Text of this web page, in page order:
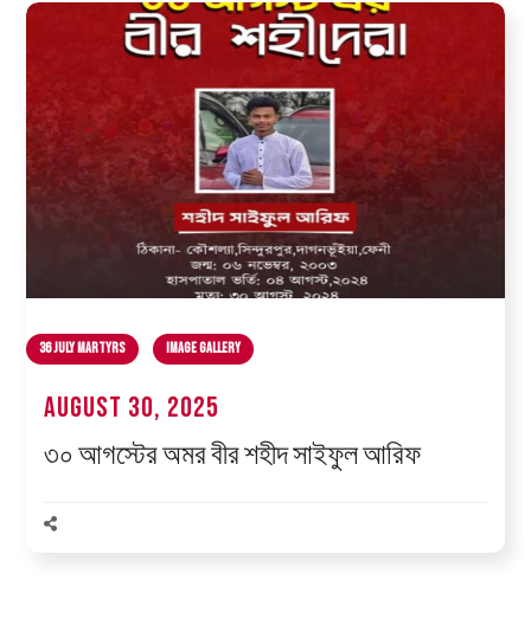
36 July Martyrs Image Gallery
August 30, 2025
৩০ আগস্টের অমর বীর শহীদ সাইফুল আরিফ